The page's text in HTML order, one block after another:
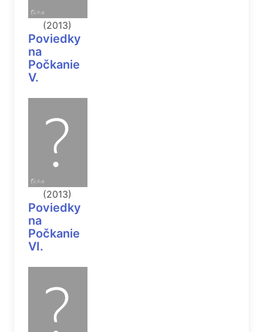
(2013)
Poviedky
na
Počkanie
V.
(2013)
Poviedky
na
Počkanie
VI.